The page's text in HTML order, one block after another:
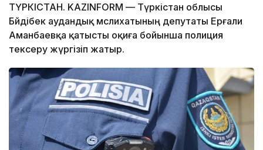
ТҮРКІСТАН. KAZINFORM — Түркістан облысы
Бәйдібек аудандық мәслихатының депутаты Ерғали
Аманбаевқа қатысты оқиға бойынша полиция
тексеру жүргізіп жатыр.